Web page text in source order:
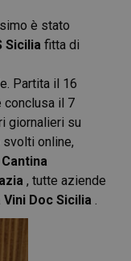
è stato
Sicilia fitta di
Partita il 16
conclusa il 7
giornalieri su
online,
Cantina
, tutte aziende
Doc Sicilia .